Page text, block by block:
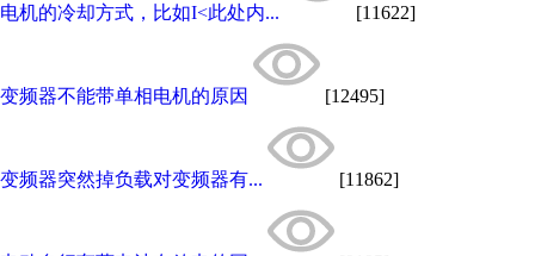
电机的冷却方式，比如I<此处内... [11622]
变频器不能带单相电机的原因 [12495]
变频器突然掉负载对变频器有... [11862]